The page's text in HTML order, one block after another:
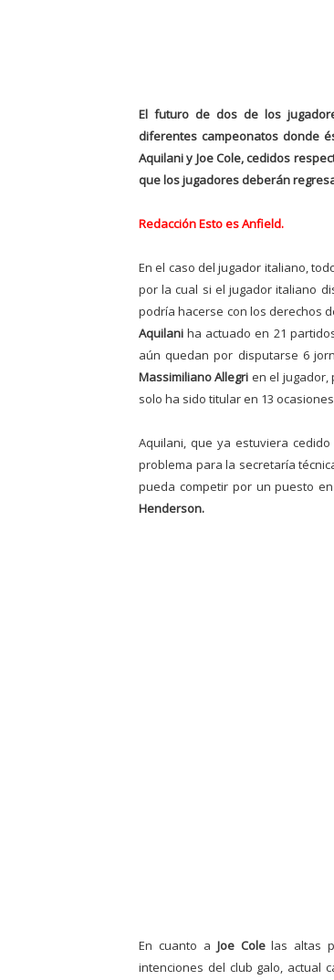
El futuro de dos de los
diferentes campeonatos donde
Aquilani y Joe Cole, cedidos
que los jugadores deberán
Redacción Esto es Anfield.
En el caso del jugador italiano,
por la cual si el jugador italiano
podría hacerse con los derechos
Aquilani ha actuado en 21
aún quedan por disputarse 6
Massimiliano Allegri en el jugador,
solo ha sido titular en 13
Aquilani, que ya estuviera
problema para la secretaría
pueda competir por un puesto
Henderson.
En cuanto a Joe Colelas altas
intenciones del club galo, actual